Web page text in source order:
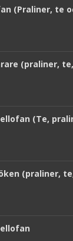
(Praliner, te
(praliner, te,
(Te,
(praliner,